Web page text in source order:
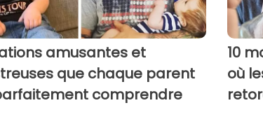
amusantes et
que chaque parent
comprendre
10
où